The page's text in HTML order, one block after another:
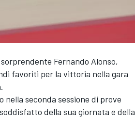
Fernando Alonso,
favoriti per la vittoria nella gara
seconda sessione di prove
della sua giornata e della